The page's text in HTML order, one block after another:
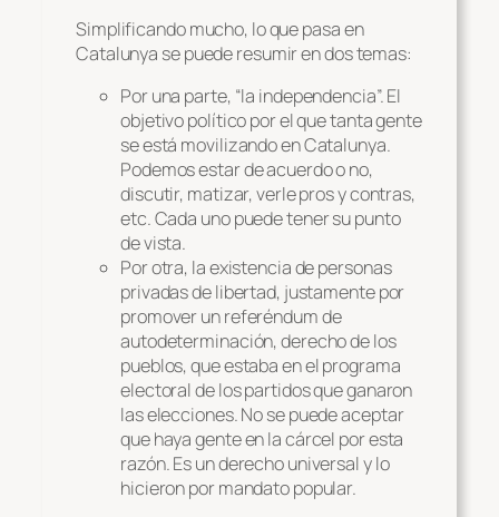
Simplificando mucho, lo que pasa en
Catalunya se puede resumir en dos temas:
Por una parte, “la independencia”. El
objetivo político por el que tanta gente
se está movilizando en Catalunya.
Podemos estar de acuerdo o no,
discutir, matizar, verle pros y contras,
etc. Cada uno puede tener su punto
de vista.
Por otra, la existencia de personas
privadas de libertad, justamente por
promover un referéndum de
autodeterminación, derecho de los
pueblos, que estaba en el programa
electoral de los partidos que ganaron
las elecciones. No se puede aceptar
que haya gente en la cárcel por esta
razón. Es un derecho universal y lo
hicieron por mandato popular.